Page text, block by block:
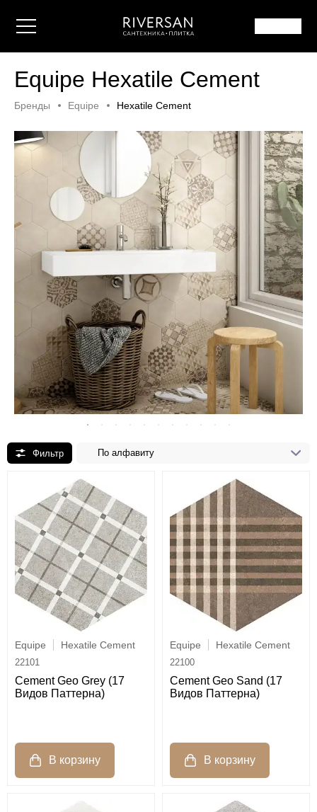
Equipe Hexatile Cement
Бренды Equipe Hexatile Cement
По алфавиту
Equipe Hexatile Cement
22101
Cement Geo Grey (17
Видов Паттерна)
Equipe Hexatile Cement
22100
Cement Geo Sand (17
Видов Паттерна)